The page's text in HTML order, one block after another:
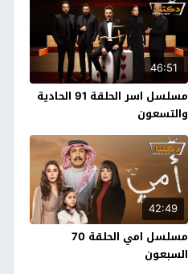
46:51
مسلسل اسر الحلقة 91 الحادية
والتسعون
42:49
مسلسل امي الحلقة 70
السبعون